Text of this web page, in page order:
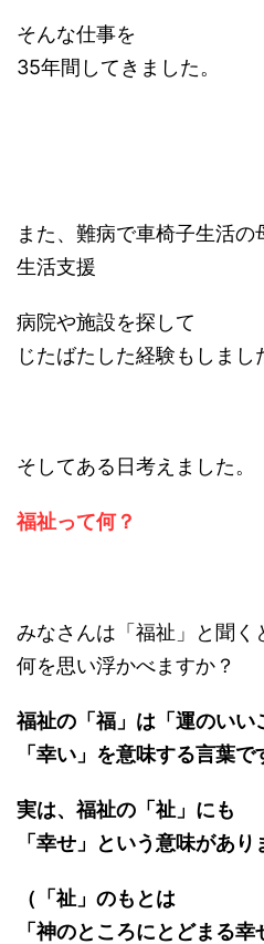
そんな仕事を
35年間してきました。
また、難病で車椅子生活の
生活支援
病院や施設を探して
じたばたした経験もしまし
そしてある日考えました。
福祉って何？
みなさんは「福祉」と聞く
何を思い浮かべますか？
福祉の「福」は「運のいい
「幸い」を意味する言葉で
実は、福祉の「祉」にも
「幸せ」という意味があり
（「祉」のもとは
「神のところにとどまる幸